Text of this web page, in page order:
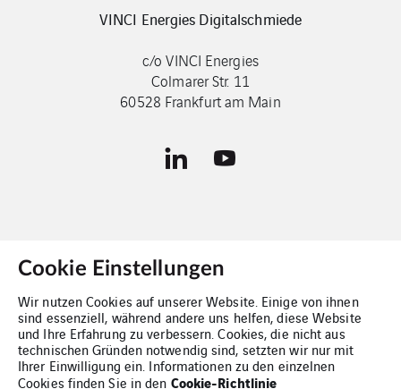
VINCI Energies Digitalschmiede
c/o VINCI Energies
Colmarer Str. 11
60528 Frankfurt am Main
Kontakt
Impressum
Cookies
Cookie Einstellungen
Wir nutzen Cookies auf unserer Website. Einige von ihnen
sind essenziell, während andere uns helfen, diese Website
und Ihre Erfahrung zu verbessern. Cookies, die nicht aus
technischen Gründen notwendig sind, setzten wir nur mit
Ihrer Einwilligung ein. Informationen zu den einzelnen
Cookies finden Sie in den Cookie-Richtlinie